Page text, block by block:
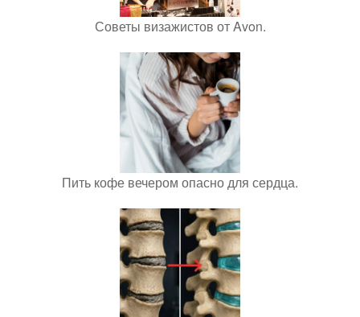
Советы визажистов от Avon.
Пить кофе вечером опасно для сердца.